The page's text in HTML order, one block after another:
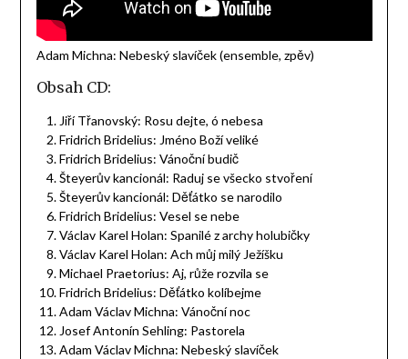
Adam Michna: Nebeský slavíček (ensemble, zpěv)
Obsah CD:
Jiří Třanovský: Rosu dejte, ó nebesa
Fridrich Bridelius: Jméno Boží veliké
Fridrich Bridelius: Vánoční budič
Šteyerův kancionál: Raduj se všecko stvoření
Šteyerův kancionál: Děťátko se narodilo
Fridrich Bridelius: Vesel se nebe
Václav Karel Holan: Spanilé z archy holubičky
Václav Karel Holan: Ach můj milý Ježíšku
Michael Praetorius: Aj, růže rozvila se
Fridrich Bridelius: Děťátko kolíbejme
Adam Václav Michna: Vánoční noc
Josef Antonín Sehling: Pastorela
Adam Václav Michna: Nebeský slavíček